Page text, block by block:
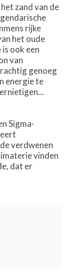
zand van de
rijke
het oude
ook een
van
genoeg
energie te
Sigma-
verdwenen
vinden
dat er